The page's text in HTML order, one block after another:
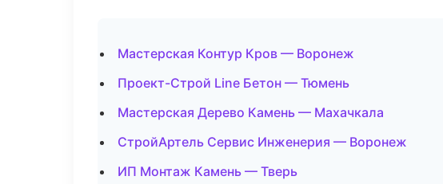
Мастерская Контур Кров — Воронеж
Проект-Строй Line Бетон — Тюмень
Мастерская Дерево Камень — Махачкала
СтройАртель Сервис Инженерия — Воронеж
ИП Монтаж Камень — Тверь